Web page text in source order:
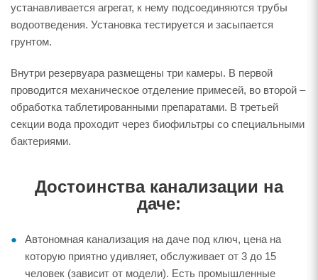
устанавливается агрегат, к нему подсоединяются трубы
водоотведения. Установка тестируется и засыпается
грунтом.
Внутри резервуара размещены три камеры. В первой
проводится механическое отделение примесей, во второй –
обработка таблетированными препаратами. В третьей
секции вода проходит через биофильтры со специальными
бактериями.
Достоинства канализации на
даче:
Автономная канализация на даче под ключ, цена на
которую приятно удивляет, обслуживает от 3 до 15
человек (зависит от модели). Есть промышленные